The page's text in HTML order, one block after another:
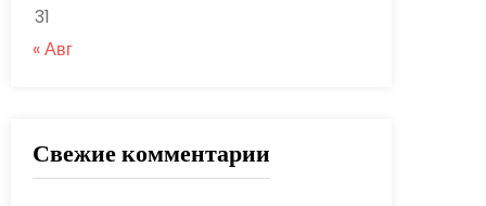
31
« Авг
Свежие комментарии